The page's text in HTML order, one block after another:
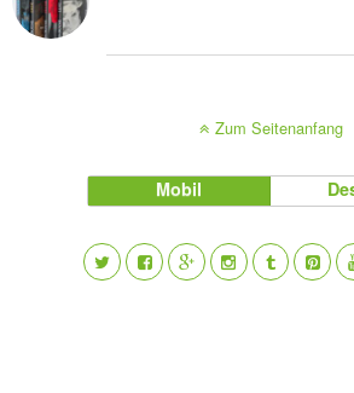
Zum Seitenanfang
Mobil